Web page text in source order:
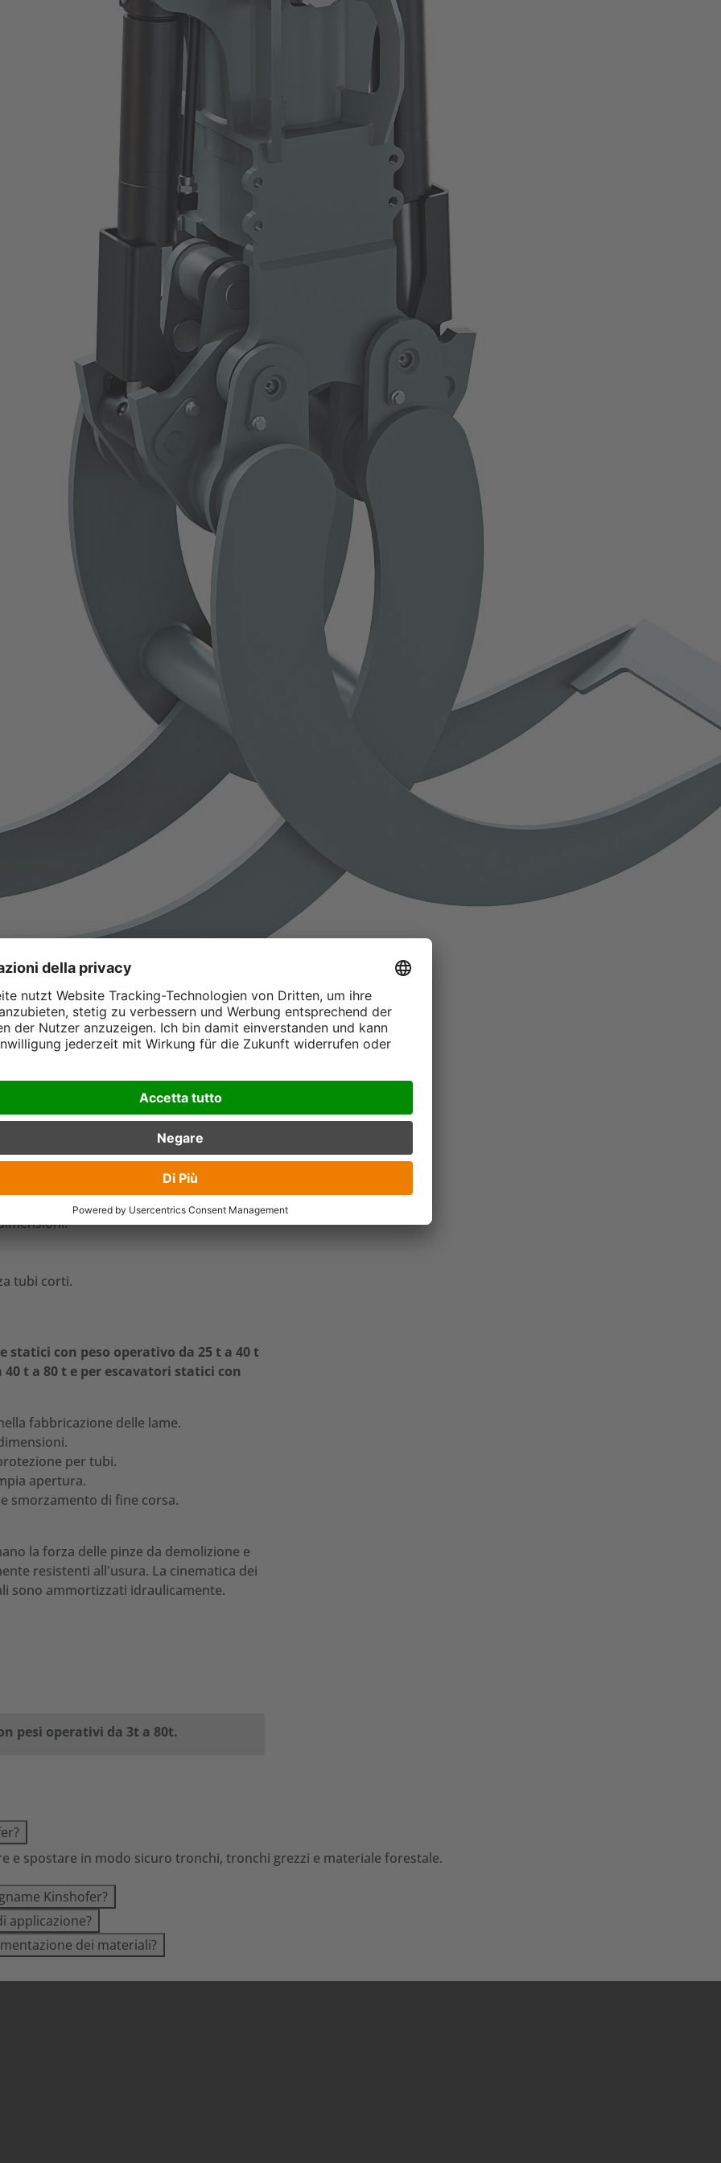
mobili e statici con peso operativo
o 400 HB (T30V) per la fabbricazione
tubi corti.
statici con peso operativo da 25 t a 40 t
t a 80 t e per escavatori statici con
fabbricazione delle lame.
per tubi.
apertura.
smorzamento di fine corsa.
la forza delle pinze da demolizione e
resistenti all'usura. La cinematica dei
sono ammortizzati idraulicamente.
pesi operativi da 3t a 80t.
e spostare in modo sicuro tronchi, tronchi grezzi e materiale forestale.
Kinshofer?
applicazione?
dei materiali?